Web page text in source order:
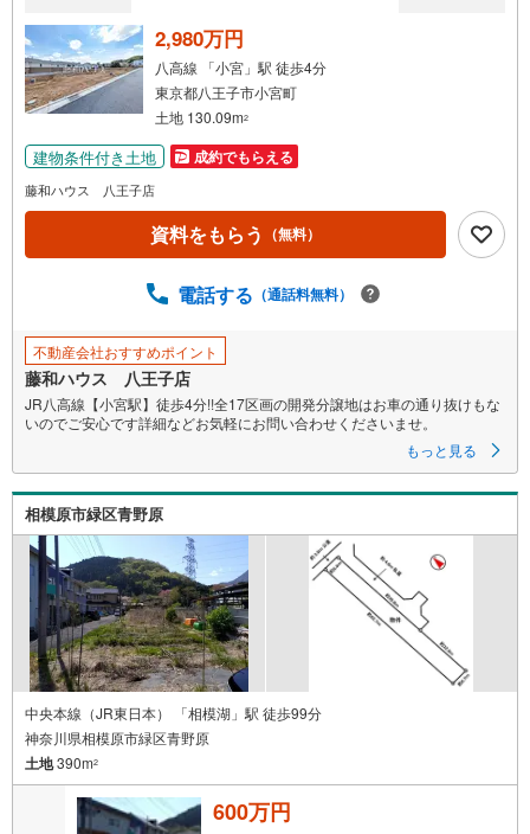
2,980万円
八高線 「小宮」駅 徒歩4分
東京都八王子市小宮町
土地 130.09m2
建物条件付き土地 成約でもらえる
藤和ハウス 八王子店
資料をもらう （無料）
電話する （通話料無料）
不動産会社おすすめポイント
藤和ハウス 八王子店
JR八高線【小宮駅】徒歩4分!!全17区画の開発分譲地はお車の通り抜けもな
いのでご安心です詳細などお気軽にお問い合わせくださいませ。
もっと見る
相模原市緑区青野原
中央本線（JR東日本） 「相模湖」駅 徒歩99分
神奈川県相模原市緑区青野原
土地390m2
600万円